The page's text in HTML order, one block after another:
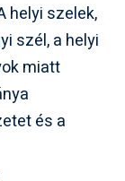
helyi szelek,
szél, a helyi
miatt
és a